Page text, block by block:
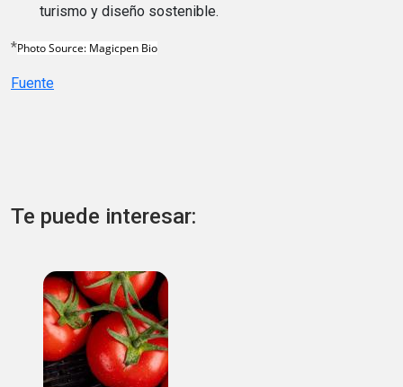
turismo y diseño sostenible.
*Photo Source: Magicpen Bio
Fuente
Te puede interesar: